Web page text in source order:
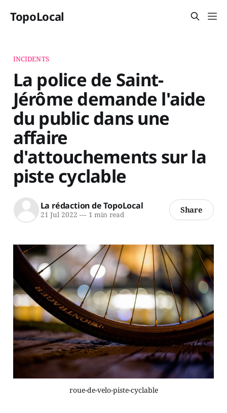
TopoLocal
INCIDENTS
La police de Saint-
Jérôme demande l'aide
du public dans une
affaire
d'attouchements sur la
piste cyclable
La rédaction de TopoLocal
21 Jul 2022 —1 min read Share
roue-de-velo-piste-cyclable